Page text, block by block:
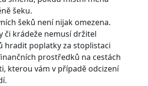
šeku.
šeků není nijak omezena.
či krádeže nemusí držitel
hradit poplatky za stoplistaci
prostředků na cestách
kterou vám v případě odcizení